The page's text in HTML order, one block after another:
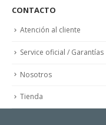
CONTACTO
Atención al cliente
Service oficial / Garantías
Nosotros
Tienda